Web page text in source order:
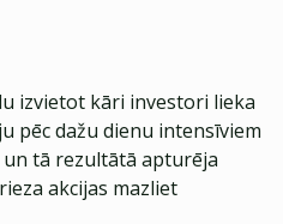
izvietot kāri investori lieka
pēc dažu dienu intensīviem
tā rezultātā apturēja
akcijas mazliet